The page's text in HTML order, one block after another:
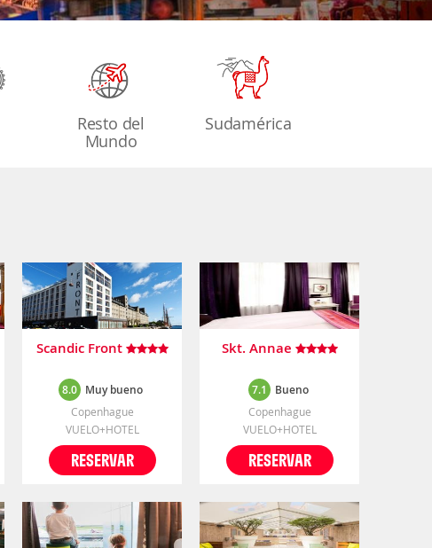
Resto del
Mundo
Sudamérica
Scandic Front
8.0 Muy bueno
Copenhague
VUELO+HOTEL
RESERVAR
Skt. Annae
7.1 Bueno
Copenhague
VUELO+HOTEL
RESERVAR